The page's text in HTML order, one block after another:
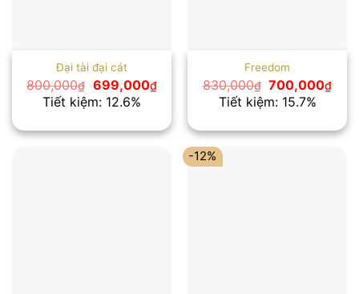
Đại tài đại cát
800,000₫ Giá
gốc
là:
699,000₫Giá
hiện
là:
699,000₫.
Tiết kiệm: 12.6%
Freedom
830,000₫ Giá
gốc
là:
700,000₫Giá
là:
Tiết kiệm: 15.7%
-12%